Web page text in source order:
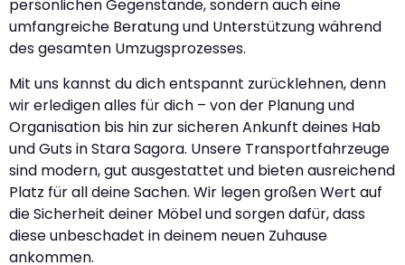
persönlichen Gegenstände, sondern auch eine
umfangreiche Beratung und Unterstützung während
des gesamten Umzugsprozesses.
Mit uns kannst du dich entspannt zurücklehnen, denn
wir erledigen alles für dich – von der Planung und
Organisation bis hin zur sicheren Ankunft deines Hab
und Guts in Stara Sagora. Unsere Transportfahrzeuge
sind modern, gut ausgestattet und bieten ausreichend
Platz für all deine Sachen. Wir legen großen Wert auf
die Sicherheit deiner Möbel und sorgen dafür, dass
diese unbeschadet in deinem neuen Zuhause
ankommen.